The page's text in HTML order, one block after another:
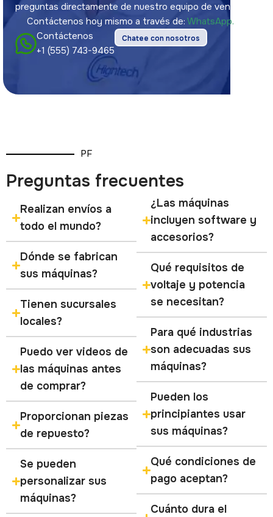
preguntas directamente de nuestro equipo de ventas.
Contáctenos hoy mismo a través de:WhatsApp.
Contáctenos
+1 (555) 743-9465
Chatee con nosotros
PF
Preguntas frecuentes
Realizan envíos a
todo el mundo?
Dónde se fabrican
sus máquinas?
Tienen sucursales
locales?
Puedo ver videos de
las máquinas antes
de comprar?
Proporcionan piezas
de repuesto?
Se pueden
personalizar sus
máquinas?
¿Las máquinas
incluyen software y
accesorios?
Qué requisitos de
voltaje y potencia
se necesitan?
Para qué industrias
son adecuadas sus
máquinas?
Pueden los
principiantes usar
sus máquinas?
Qué condiciones de
pago aceptan?
Cuánto dura el